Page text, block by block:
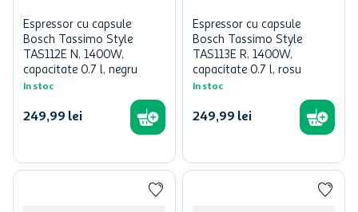
Espressor cu capsule
Bosch Tassimo Style
TAS112E N, 1400W,
capacitate 0.7 l, negru
In stoc
249,99 lei
Espressor cu capsule
Bosch Tassimo Style
TAS113E R, 1400W,
capacitate 0.7 l, rosu
In stoc
249,99 lei